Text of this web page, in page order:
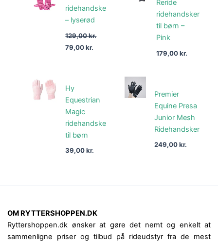
ridehandske
– lyserød
129,00kr.
var:
129,00 kr..
79,00kr.
er:
79,00 kr..
Reride
ridehandsker
til børn –
Pink
179,00kr.
Hy
Equestrian
Magic
ridehandske
til børn
39,00kr.
Premier
Equine Presa
Junior Mesh
Ridehandsker
249,00kr.
OM RYTTERSHOPPEN.DK
Ryttershoppen.dk ønsker at gøre det nemt og enkelt at
sammenligne priser og tilbud på rideudstyr fra de mest